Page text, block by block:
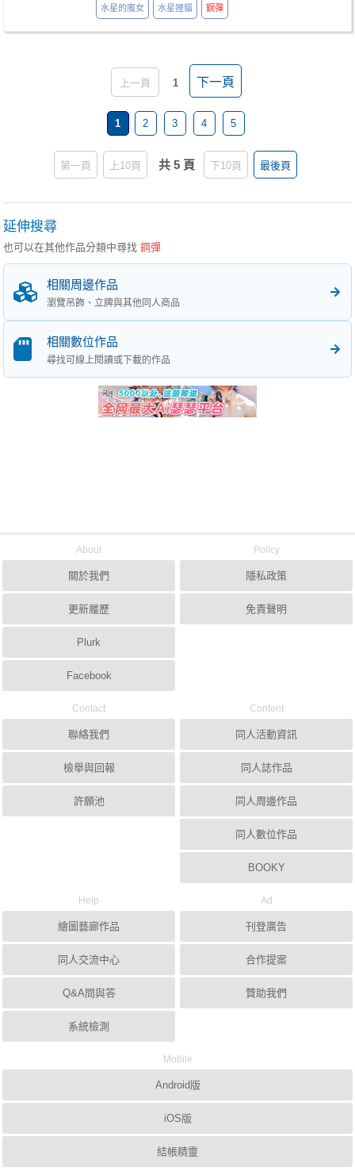
水星的魔女 水星狸貓 鋼彈
上一頁 1 下一頁
1 2 3 4 5
第一頁 上10頁 共 5 頁 下10頁 最後頁
延伸搜尋
也可以在其他作品分類中尋找鋼彈
相關周邊作品
瀏覽吊飾、立牌與其他同人商品
相關數位作品
尋找可線上閱讀或下載的作品
About
關於我們
更新履歷
Plurk
Facebook
Policy
隱私政策
免責聲明
Contact
聯絡我們
檢舉與回報
許願池
Content
同人活動資訊
同人誌作品
同人周邊作品
同人數位作品
BOOKY
Help
繪圖藝廊作品
同人交流中心
Q&A問與答
系統檢測
Ad
刊登廣告
合作提案
贊助我們
Mobile
Android版
iOS版
結帳精靈